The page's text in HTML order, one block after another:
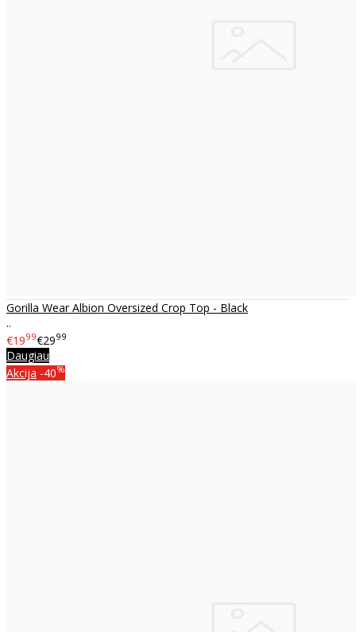
Gorilla Wear Albion Oversized Crop Top - Black
..
€1999€2999
Daugiau
Akcija -40%